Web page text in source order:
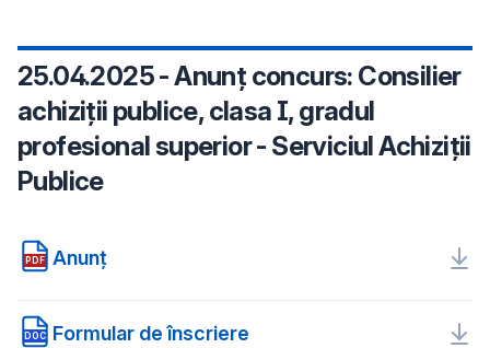
25.04.2025 - Anunț concurs: Consilier
achiziții publice, clasa I, gradul
profesional superior - Serviciul Achiziții
Publice
PDF Anunț
DOC Formular de înscriere